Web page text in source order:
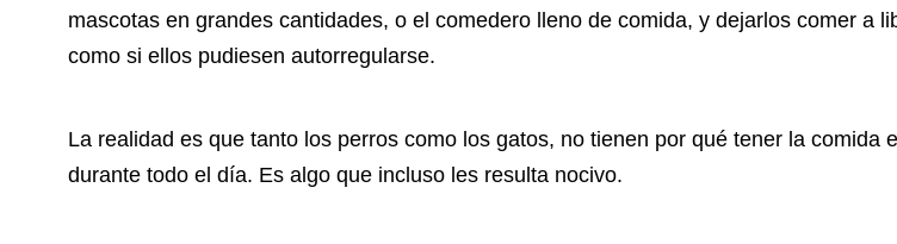
mascotas en grandes cantidades, o el comedero lleno de comida, y dejarlos comer a
como si ellos pudiesen autorregularse.
La realidad es que tanto los perros como los gatos, no tienen por qué tener la comida
durante todo el día. Es algo que incluso les resulta nocivo.